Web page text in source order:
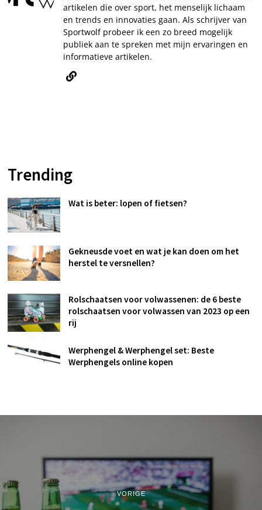
artikelen die over sport, het menselijk lichaam
en trends en innovaties gaan. Als schrijver van
Sportwolf probeer ik een zo breed mogelijk
publiek aan te spreken met mijn ervaringen en
informatieve artikelen.
Trending
Wat is beter: lopen of fietsen?
Gekneusde voet en wat je kan doen om het
herstel te versnellen?
Rolschaatsen voor volwassenen: de 6 beste
rolschaatsen voor volwassen van 2023 op een
rij
Werphengel & Werphengel set: Beste
Werphengels online kopen
VORIGE